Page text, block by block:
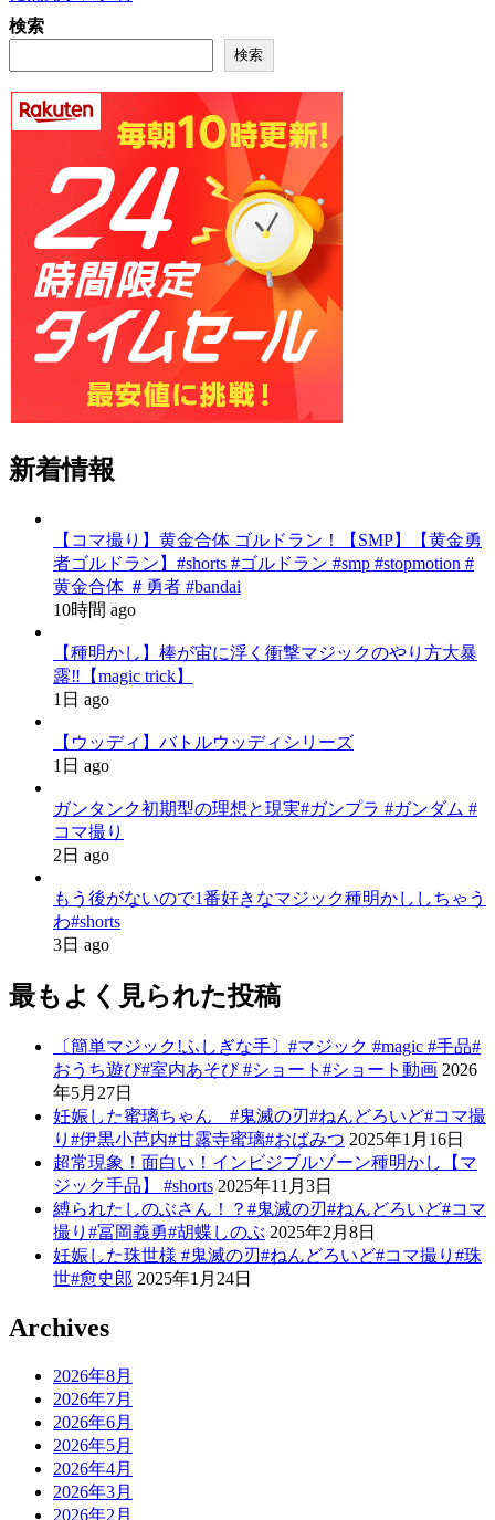
検索
検索
新着情報
【コマ撮り】黄金合体 ゴルドラン！【SMP】【黄金勇
者ゴルドラン】#shorts #ゴルドラン #smp #stopmotion #
黄金合体 ＃勇者 #bandai
10時間 ago
【種明かし】棒が宙に浮く衝撃マジックのやり方大暴
露‼️【magic trick】
1日 ago
【ウッディ】バトルウッディシリーズ
1日 ago
ガンタンク初期型の理想と現実#ガンプラ #ガンダム #
コマ撮り
2日 ago
もう後がないので1番好きなマジック種明かししちゃう
わ#shorts
3日 ago
最もよく見られた投稿
〔簡単マジック!ふしぎな手〕#マジック #magic #手品#
おうち遊び#室内あそび #ショート#ショート動画 2026
年5月27日
妊娠した蜜璃ちゃん #鬼滅の刃#ねんどろいど#コマ撮
り#伊黒小芭内#甘露寺蜜璃#おばみつ 2025年1月16日
超常現象！面白い！インビジブルゾーン種明かし【マ
ジック手品】 #shorts 2025年11月3日
縛られたしのぶさん！？#鬼滅の刃#ねんどろいど#コマ
撮り#冨岡義勇#胡蝶しのぶ 2025年2月8日
妊娠した珠世様 #鬼滅の刃#ねんどろいど#コマ撮り#珠
世#愈史郎 2025年1月24日
Archives
2026年8月
2026年7月
2026年6月
2026年5月
2026年4月
2026年3月
2026年2月